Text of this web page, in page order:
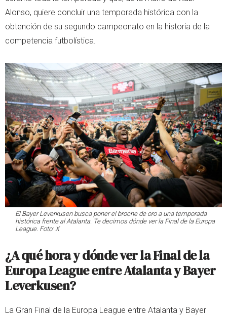
Alonso, quiere concluir una temporada histórica con la
obtención de su segundo campeonato en la historia de la
competencia futbolística.
El Bayer Leverkusen busca poner el broche de oro a una temporada
histórica frente al Atalanta. Te decimos dónde ver la Final de la Europa
League. Foto: X
¿A qué hora y dónde ver la Final de la
Europa League entre Atalanta y Bayer
Leverkusen?
La Gran Final de la Europa League entre Atalanta y Bayer